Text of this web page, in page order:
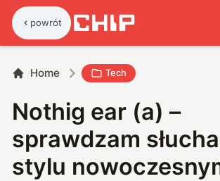
powrót
Home Tech
Nothig ear (a) –
sprawdzam
stylu